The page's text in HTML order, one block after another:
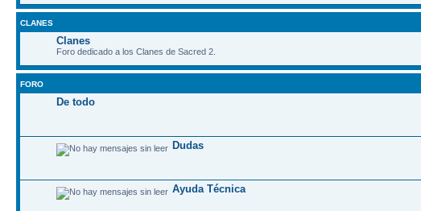
CLANES
Clanes
Foro dedicado a los Clanes de Sacred 2.
FORO
De todo
Dudas
Ayuda Técnica